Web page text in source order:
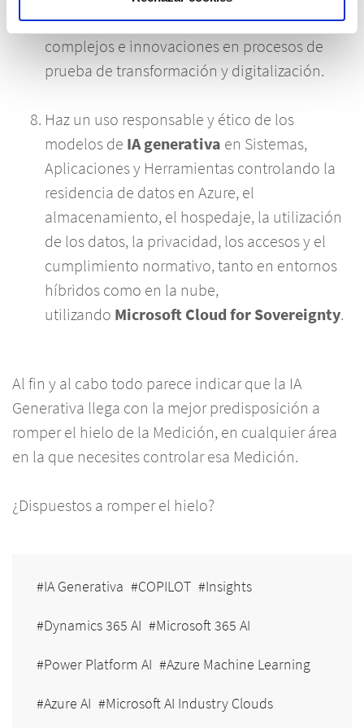
que requieran del estudio de procesos más
complejos e innovaciones en procesos de
prueba de transformación y digitalización.
Haz un uso responsable y ético de los
modelos de IA generativa en Sistemas,
Aplicaciones y Herramientas controlando la
residencia de datos en Azure, el
almacenamiento, el hospedaje, la utilización
de los datos, la privacidad, los accesos y el
cumplimiento normativo, tanto en entornos
híbridos como en la nube,
utilizando Microsoft Cloud for Sovereignty.
Al fin y al cabo todo parece indicar que la IA
Generativa llega con la mejor predisposición a
romper el hielo de la Medición, en cualquier área
en la que necesites controlar esa Medición.
¿Dispuestos a romper el hielo?
IA Generativa COPILOT Insights
Dynamics 365 AI Microsoft 365 AI
Power Platform AI Azure Machine Learning
Azure AI Microsoft AI Industry Clouds